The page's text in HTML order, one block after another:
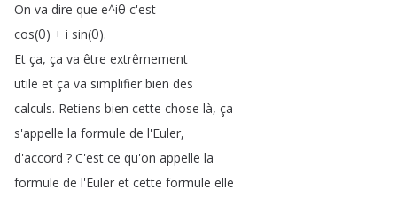
On va dire que e^iθ c'est
cos(θ) + i sin(θ).
Et ça, ça va être extrêmement
utile et ça va simplifier bien des
calculs. Retiens bien cette chose là, ça
s'appelle la formule de l'Euler,
d'accord ? C'est ce qu'on appelle la
formule de l'Euler et cette formule elle